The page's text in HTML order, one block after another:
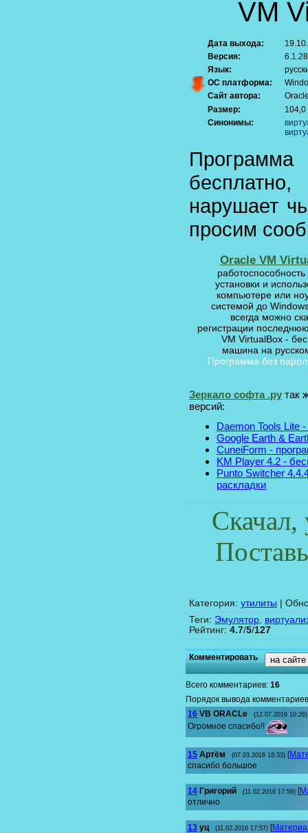
VM
Дата выхода:
Версия:
Язык:
ОС платформа:
Сайт автора:
Размер:
Синонимы:
нарушает
просим
Oracle VM
установки и
компьютере или
системой до
всегда можно
регистрации
VM VirtualBox -
машина на
Программа без
Зеркало софта .ру так
версий:
Daemon Tools Lite
Google Earth &
CuneiForm -
KM Player 4.2 -
Punto Switcher
раскладки
Скачал,
Категория: утилиты
Теги: Эмулятор,
Рейтинг: 4.7/5/127
Комментировать на сайте
Всего комментариев: 16
Порядок вывода
16 VB ORACLe (12.07.2016 10:26)
Огромное спасибо!!
15 Артём (07.03.2016 18:33) [
спасибо большое
14 Григорий (11.02.2016 17:59) [
отлично
13 уц (11.02.2016 17:57) [